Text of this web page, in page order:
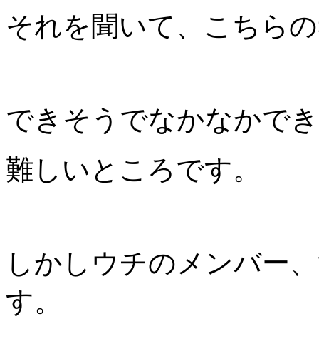
それを聞いて、こちら
できそうでなかなかで
難しいところです。
しかしウチのメンバー
す。